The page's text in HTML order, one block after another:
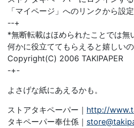
「マイページ」へのリンクから設
--+
*無断転載はほめられたことでは無
何かに役立ててもらえると嬉しいの
Copyright(C) 2006 TAKIPAPER
-+-
よさげな紙にあえるかも。
ストアタキペーパー｜ http://
タキペーパー奉仕係｜